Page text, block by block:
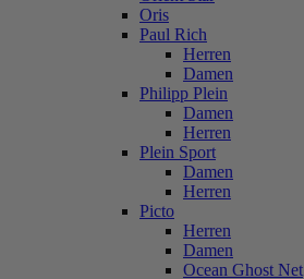
Oris
Paul Rich
Herren
Damen
Philipp Plein
Damen
Herren
Plein Sport
Damen
Herren
Picto
Herren
Damen
Ocean Ghost Net